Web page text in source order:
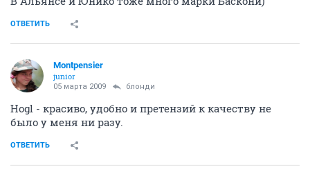
ОТВЕТИТЬ
Montpensier
junior
05 марта 2009 блонди
Hogl - красиво, удобно и претензий к качеству не
было у меня ни разу.
ОТВЕТИТЬ